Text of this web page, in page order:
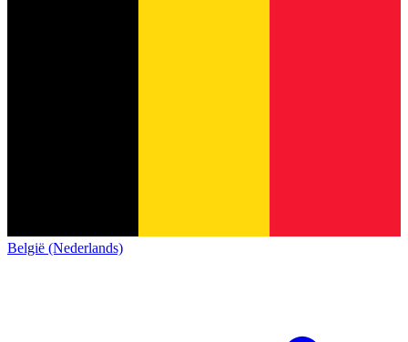
België (Nederlands)